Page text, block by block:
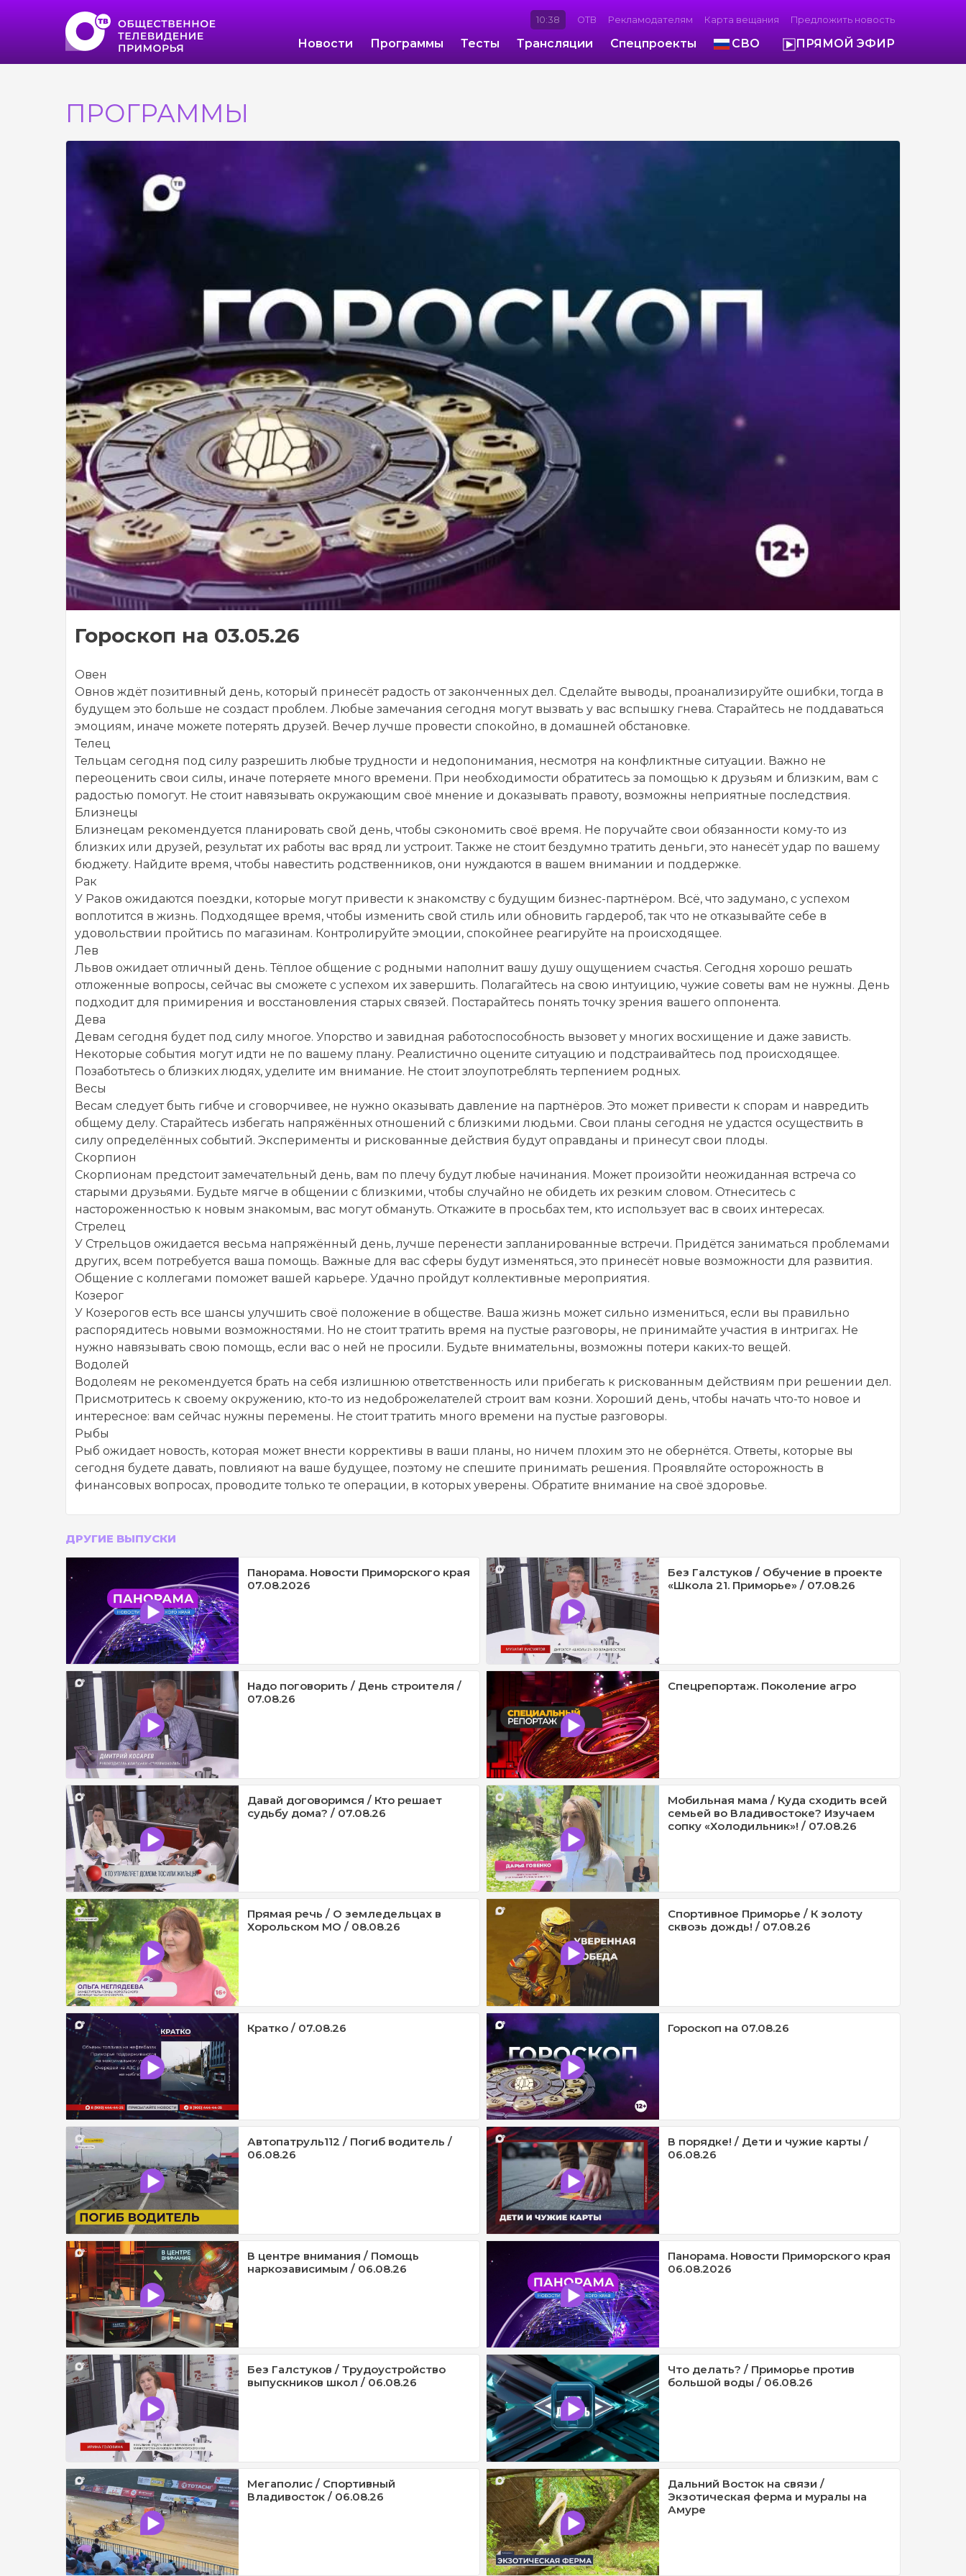
10:38 ОТВ Рекламодателям Карта вещания Предложить новость
Новости Программы Тесты Трансляции Спецпроекты СВО ПРЯМОЙ ЭФИР
ПРОГРАММЫ
Гороскоп на 03.05.26
Овен
Овнов ждёт позитивный день, который принесёт радость от законченных дел. Сделайте выводы, проанализируйте ошибки, тогда в
будущем это больше не создаст проблем. Любые замечания сегодня могут вызвать у вас вспышку гнева. Старайтесь не поддаваться
эмоциям, иначе можете потерять друзей. Вечер лучше провести спокойно, в домашней обстановке.
Телец
Тельцам сегодня под силу разрешить любые трудности и недопонимания, несмотря на конфликтные ситуации. Важно не
переоценить свои силы, иначе потеряете много времени. При необходимости обратитесь за помощью к друзьям и близким, вам с
радостью помогут. Не стоит навязывать окружающим своё мнение и доказывать правоту, возможны неприятные последствия.
Близнецы
Близнецам рекомендуется планировать свой день, чтобы сэкономить своё время. Не поручайте свои обязанности кому-то из
близких или друзей, результат их работы вас вряд ли устроит. Также не стоит бездумно тратить деньги, это нанесёт удар по вашему
бюджету. Найдите время, чтобы навестить родственников, они нуждаются в вашем внимании и поддержке.
Рак
У Раков ожидаются поездки, которые могут привести к знакомству с будущим бизнес-партнёром. Всё, что задумано, с успехом
воплотится в жизнь. Подходящее время, чтобы изменить свой стиль или обновить гардероб, так что не отказывайте себе в
удовольствии пройтись по магазинам. Контролируйте эмоции, спокойнее реагируйте на происходящее.
Лев
Львов ожидает отличный день. Тёплое общение с родными наполнит вашу душу ощущением счастья. Сегодня хорошо решать
отложенные вопросы, сейчас вы сможете с успехом их завершить. Полагайтесь на свою интуицию, чужие советы вам не нужны. День
подходит для примирения и восстановления старых связей. Постарайтесь понять точку зрения вашего оппонента.
Дева
Девам сегодня будет под силу многое. Упорство и завидная работоспособность вызовет у многих восхищение и даже зависть.
Некоторые события могут идти не по вашему плану. Реалистично оцените ситуацию и подстраивайтесь под происходящее.
Позаботьтесь о близких людях, уделите им внимание. Не стоит злоупотреблять терпением родных.
Весы
Весам следует быть гибче и сговорчивее, не нужно оказывать давление на партнёров. Это может привести к спорам и навредить
общему делу. Старайтесь избегать напряжённых отношений с близкими людьми. Свои планы сегодня не удастся осуществить в
силу определённых событий. Эксперименты и рискованные действия будут оправданы и принесут свои плоды.
Скорпион
Скорпионам предстоит замечательный день, вам по плечу будут любые начинания. Может произойти неожиданная встреча со
старыми друзьями. Будьте мягче в общении с близкими, чтобы случайно не обидеть их резким словом. Отнеситесь с
настороженностью к новым знакомым, вас могут обмануть. Откажите в просьбах тем, кто использует вас в своих интересах.
Стрелец
У Стрельцов ожидается весьма напряжённый день, лучше перенести запланированные встречи. Придётся заниматься проблемами
других, всем потребуется ваша помощь. Важные для вас сферы будут изменяться, это принесёт новые возможности для развития.
Общение с коллегами поможет вашей карьере. Удачно пройдут коллективные мероприятия.
Козерог
У Козерогов есть все шансы улучшить своё положение в обществе. Ваша жизнь может сильно измениться, если вы правильно
распорядитесь новыми возможностями. Но не стоит тратить время на пустые разговоры, не принимайте участия в интригах. Не
нужно навязывать свою помощь, если вас о ней не просили. Будьте внимательны, возможны потери каких-то вещей.
Водолей
Водолеям не рекомендуется брать на себя излишнюю ответственность или прибегать к рискованным действиям при решении дел.
Присмотритесь к своему окружению, кто-то из недоброжелателей строит вам козни. Хороший день, чтобы начать что-то новое и
интересное: вам сейчас нужны перемены. Не стоит тратить много времени на пустые разговоры.
Рыбы
Рыб ожидает новость, которая может внести коррективы в ваши планы, но ничем плохим это не обернётся. Ответы, которые вы
сегодня будете давать, повлияют на ваше будущее, поэтому не спешите принимать решения. Проявляйте осторожность в
финансовых вопросах, проводите только те операции, в которых уверены. Обратите внимание на своё здоровье.
ДРУГИЕ ВЫПУСКИ
Панорама. Новости Приморского края
07.08.2026
Без Галстуков / Обучение в проекте
«Школа 21. Приморье» / 07.08.26
Надо поговорить / День строителя /
07.08.26
Спецрепортаж. Поколение агро
Давай договоримся / Кто решает
судьбу дома? / 07.08.26
Мобильная мама / Куда сходить всей
семьей во Владивостоке? Изучаем
сопку «Холодильник»! / 07.08.26
Прямая речь / О земледельцах в
Хорольском МО / 08.08.26
Спортивное Приморье / К золоту
сквозь дождь! / 07.08.26
Кратко / 07.08.26 Гороскоп на 07.08.26
Автопатруль112 / Погиб водитель /
06.08.26
В порядке! / Дети и чужие карты /
06.08.26
В центре внимания / Помощь
наркозависимым / 06.08.26
Панорама. Новости Приморского края
06.08.2026
Без Галстуков / Трудоустройство
выпускников школ / 06.08.26
Что делать? / Приморье против
большой воды / 06.08.26
Мегаполис / Спортивный
Владивосток / 06.08.26
Дальний Восток на связи /
Экзотическая ферма и муралы на
Амуре